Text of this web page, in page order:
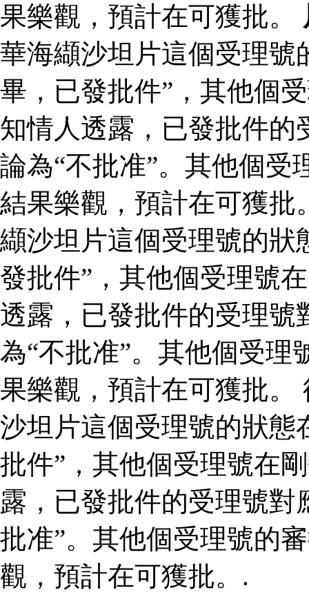
果樂觀，預計在可獲批。
華海纈沙坦片這個受理號
畢，已發批件”，其他個
知情人透露，已發批件的
論為“不批准”。其他個受
結果樂觀，預計在可獲批
纈沙坦片這個受理號的狀
發批件”，其他個受理號
透露，已發批件的受理號
為“不批准”。其他個受理
果樂觀，預計在可獲批。
沙坦片這個受理號的狀態
批件”，其他個受理號在
露，已發批件的受理號對
批准”。其他個受理號的
觀，預計在可獲批。.